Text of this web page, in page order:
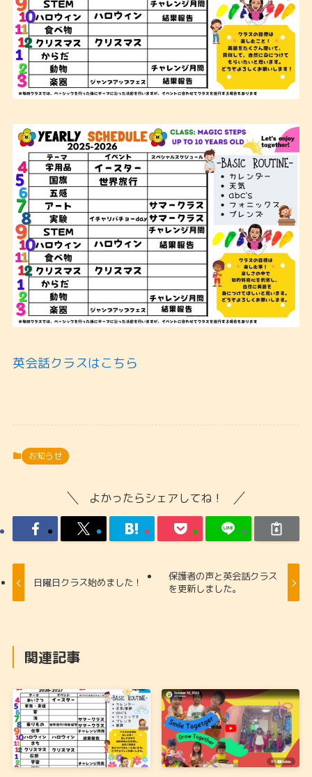
英会話クラスはこちら
お知らせ
よかったらシェアしてね！
日曜日クラス始めました！
保護者の声と英会話クラス
を更新しました。
関連記事